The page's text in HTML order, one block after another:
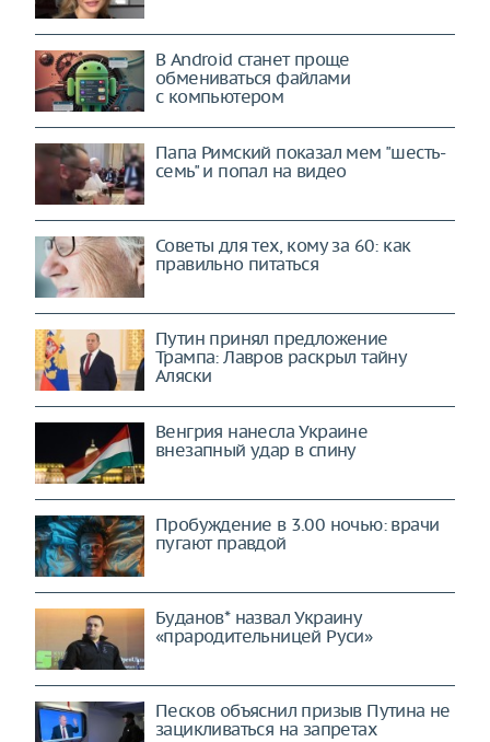
В Android станет проще
обмениваться файлами
с компьютером
Папа Римский показал мем "шесть-
семь" и попал на видео
Советы для тех, кому за 60: как
правильно питаться
Путин принял предложение
Трампа: Лавров раскрыл тайну
Аляски
Венгрия нанесла Украине
внезапный удар в спину
Пробуждение в 3.00 ночью: врачи
пугают правдой
Буданов* назвал Украину
«прародительницей Руси»
Песков объяснил призыв Путина не
зацикливаться на запретах